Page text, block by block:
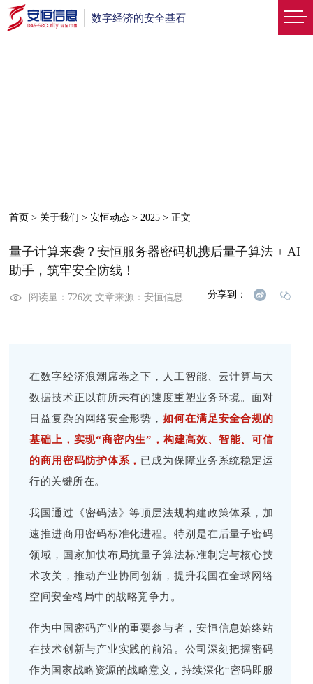
数字经济的安全基石
首页 > 关于我们 >安恒动态 >2025 > 正文
量子计算来袭？安恒服务器密码机携后量子算法 + AI
助手，筑牢安全防线！
阅读量： 726次文章来源：安恒信息 分享到：
在数字经济浪潮席卷之下，人工智能、云计算与大
数据技术正以前所未有的速度重塑业务环境。面对
日益复杂的网络安全形势，如何在满足安全合规的
基础上，实现“商密内生”，构建高效、智能、可信
的商用密码防护体系， 已成为保障业务系统稳定运
行的关键所在。
我国通过《密码法》等顶层法规构建政策体系，加
速推进商用密码标准化进程。特别是在后量子密码
领域，国家加快布局抗量子算法标准制定与核心技
术攻关，推动产业协同创新，提升我国在全球网络
空间安全格局中的战略竞争力。
作为中国密码产业的重要参与者，安恒信息始终站
在技术创新与产业实践的前沿。公司深刻把握密码
作为国家战略资源的战略意义，持续深化“密码即服